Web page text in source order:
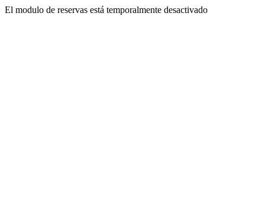
El modulo de reservas está temporalmente desactivado